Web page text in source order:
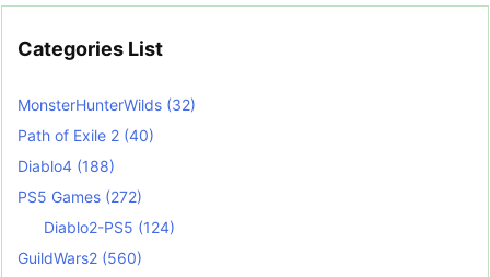
Categories List
MonsterHunterWilds (32)
Path of Exile 2 (40)
Diablo4 (188)
PS5 Games (272)
Diablo2-PS5 (124)
GuildWars2 (560)